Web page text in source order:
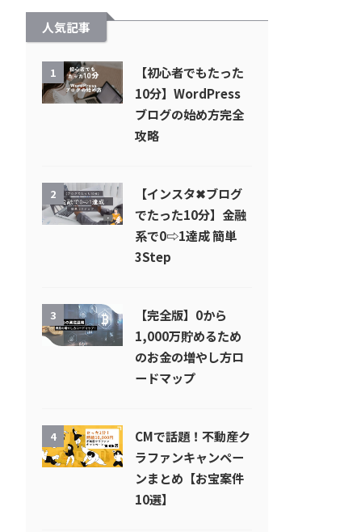
人気記事
1
【初心者でもたった
10分】WordPress
ブログの始め方完全
攻略
2
【インスタ✖︎ブログ
でたった10分】金融
系で0⇨1達成 簡単
3Step
3
【完全版】0から
1,000万貯めるため
のお金の増やし方ロ
ードマップ
4
CMで話題！不動産ク
ラファンキャンペー
ンまとめ【お宝案件
10選】